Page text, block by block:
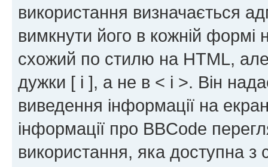
використання визначається
вимкнути його в кожній
схожий по стилю на HTML, але
дужки [ і ], а не в < і >. Він
виведення інформації на
інформації про BBCode
використання, яка доступна з